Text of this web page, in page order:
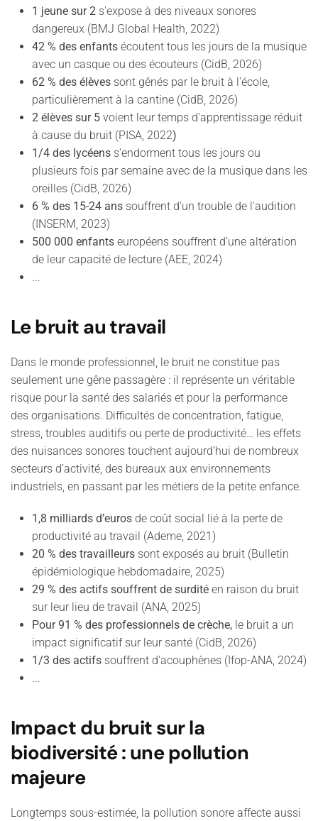
1 jeune sur 2 s'expose à des niveaux sonores
dangereux (BMJ Global Health, 2022)
42 % des enfants écoutent tous les jours de la musique
avec un casque ou des écouteurs (CidB, 2026)
62 % des élèves sont gênés par le bruit à l'école,
particulièrement à la cantine (CidB, 2026)
2 élèves sur 5 voient leur temps d'apprentissage réduit
à cause du bruit (PISA, 2022)
1/4 des lycéens s'endorment tous les jours ou
plusieurs fois par semaine avec de la musique dans les
oreilles (CidB, 2026)
6 % des 15-24 ans souffrent d'un trouble de l'audition
(INSERM, 2023)
500 000 enfants européens souffrent d’une altération
de leur capacité de lecture (AEE, 2024)
...
Le bruit au travail
Dans le monde professionnel, le bruit ne constitue pas
seulement une gêne passagère : il représente un véritable
risque pour la santé des salariés et pour la performance
des organisations. Difficultés de concentration, fatigue,
stress, troubles auditifs ou perte de productivité… les effets
des nuisances sonores touchent aujourd’hui de nombreux
secteurs d’activité, des bureaux aux environnements
industriels, en passant par les métiers de la petite enfance.
1,8 milliards d’euros de coût social lié à la perte de
productivité au travail (Ademe, 2021)
20 % des travailleurs sont exposés au bruit (Bulletin
épidémiologique hebdomadaire, 2025)
29 % des actifs souffrent de surdité en raison du bruit
sur leur lieu de travail (ANA, 2025)
Pour 91 % des professionnels de crèche, le bruit a un
impact significatif sur leur santé (CidB, 2026)
1/3 des actifs souffrent d'acouphènes (Ifop-ANA, 2024)
...
Impact du bruit sur la
biodiversité : une pollution
majeure
Longtemps sous-estimée, la pollution sonore affecte aussi